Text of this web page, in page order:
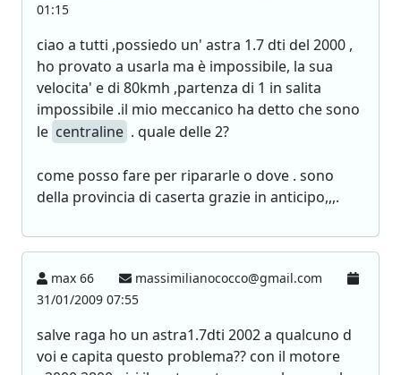
01:15
ciao a tutti ,possiedo un' astra 1.7 dti del 2000 ,
ho provato a usarla ma è impossibile, la sua
velocita' e di 80kmh ,partenza di 1 in salita
impossibile .il mio meccanico ha detto che sono
le centraline . quale delle 2?
come posso fare per ripararle o dove . sono
della provincia di caserta grazie in anticipo,,,.
max 66
massimilianococco@gmail.com
31/01/2009 07:55
salve raga ho un astra1.7dti 2002 a qualcuno d
voi e capita questo problema?? con il motore